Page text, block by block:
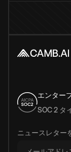
エンター
SOC 2 タ
ニュースレター